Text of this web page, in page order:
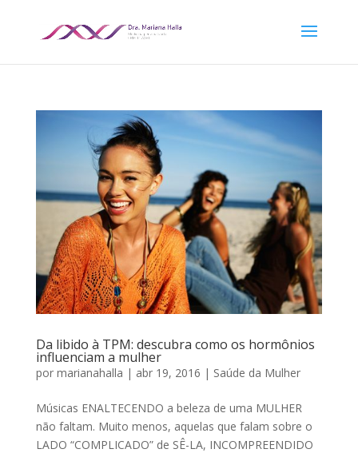
Da libido à TPM: descubra como os hormônios
influenciam a mulher
por marianahalla | abr 19, 2016 | Saúde da Mulher
Músicas ENALTECENDO a beleza de uma MULHER
não faltam. Muito menos, aquelas que falam sobre o
LADO “COMPLICADO” de SÊ-LA, INCOMPREENDIDO